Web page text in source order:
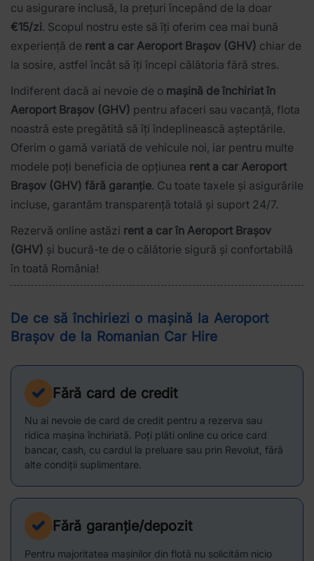
cu asigurare inclusă, la prețuri începând de la doar
€15/zi. Scopul nostru este să îți oferim cea mai bună
experiență de rent a car Aeroport Brașov (GHV) chiar de
la sosire, astfel încât să îți începi călătoria fără stres.
Indiferent dacă ai nevoie de o mașină de închiriat în
Aeroport Brașov (GHV) pentru afaceri sau vacanță, flota
noastră este pregătită să îți îndeplinească așteptările.
Oferim o gamă variată de vehicule noi, iar pentru multe
modele poți beneficia de opțiunea rent a car Aeroport
Brașov (GHV) fără garanție. Cu toate taxele și asigurările
incluse, garantăm transparență totală și suport 24/7.
Rezervă online astăzi rent a car în Aeroport Brașov
(GHV) și bucură-te de o călătorie sigură și confortabilă
în toată România!
De ce să închiriezi o mașină la Aeroport
Brașov de la Romanian Car Hire
Fără card de credit
Nu ai nevoie de card de credit pentru a rezerva sau
ridica mașina închiriată. Poți plăti online cu orice card
bancar, cash, cu cardul la preluare sau prin Revolut, fără
alte condiții suplimentare.
Fără garanție/depozit
Pentru majoritatea mașinilor din flotă nu solicităm nicio